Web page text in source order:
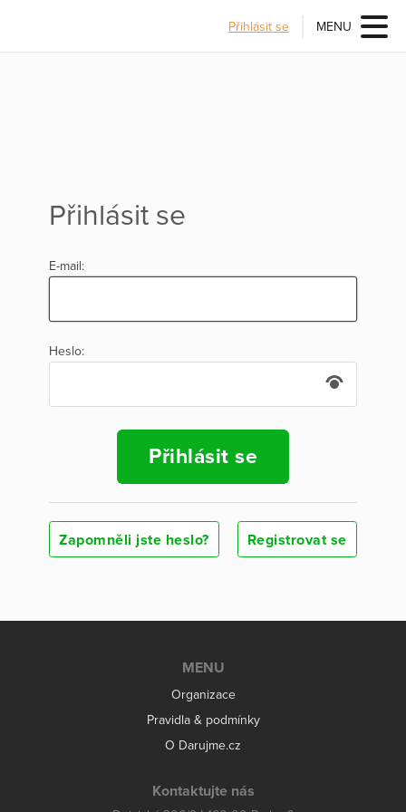
Přihlásit se MENU
Přihlásit se
E-mail:
Heslo:
Přihlásit se
Zapomněli jste heslo? Registrovat se
MENU
Organizace
Pravidla & podmínky
O Darujme.cz
Kontaktujte nás